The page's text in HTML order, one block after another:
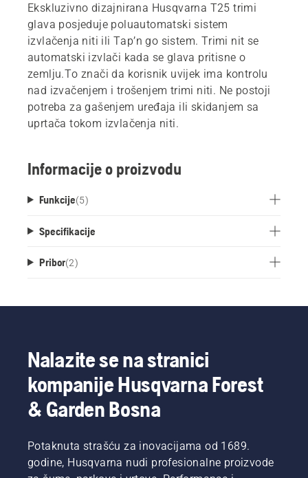
Ekskluzivno dizajnirana Husqvarna T25 trimi
glava posjeduje poluautomatski sistem
izvlačenja niti ili Tap’n go sistem. Trimi nit se
automatski izvlači kada se glava pritisne o
zemlju.To znači da korisnik uvijek ima kontrolu
nad izvačenjem i trošenjem trimi niti. Ne postoji
potreba za gašenjem uređaja ili skidanjem sa
uprtača tokom izvlačenja niti.
Informacije o proizvodu
Funkcije(5)
Specifikacije
Pribor(2)
Nalazite se na stranici
kompanije Husqvarna Forest
& Garden Bosna
Potaknuta strašću za inovacijama od 1689.
godine, Husqvarna nudi profesionalne proizvode